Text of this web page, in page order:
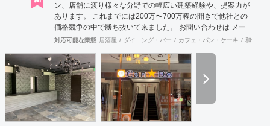
ン、店舗に渡り様々な分野での幅広い建築経験や、提案力が
あります。 これまでには200万〜700万程の開きで他社との
価格競争の中で勝ち抜いて来ました。 お問い合わせは メー
ル（tenperhide31@icloud.com）からも承ります。 その他：
対応可能な業態 居酒屋 ダイニング・バー カフェ・パン・ケーキ 和食・